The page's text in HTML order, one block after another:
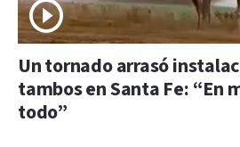
Un tornado arrasó
tambos en Santa Fe: “En
todo”